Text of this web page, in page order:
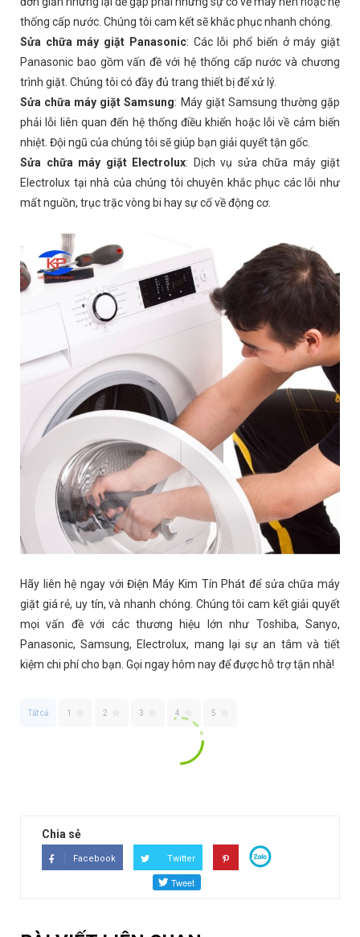
thống cấp nước. Chúng tôi cam kết sẽ khắc phục nhanh chóng.
Sửa chữa máy giặt Panasonic: Các lỗi phổ biến ở máy giặt
Panasonic bao gồm vấn đề với hệ thống cấp nước và chương
trình giặt. Chúng tôi có đầy đủ trang thiết bị để xử lý.
Sửa chữa máy giặt Samsung: Máy giặt Samsung thường gặp
phải lỗi liên quan đến hệ thống điều khiển hoặc lỗi về cảm biến
nhiệt. Đội ngũ của chúng tôi sẽ giúp bạn giải quyết tận gốc.
Sửa chữa máy giặt Electrolux: Dịch vụ sửa chữa máy giặt
Electrolux tại nhà của chúng tôi chuyên khắc phục các lỗi như
mất nguồn, trục trặc vòng bi hay sự cố về động cơ.
Hãy liên hệ ngay với Điện Máy Kim Tín Phát để sửa chữa máy
giặt giá rẻ, uy tín, và nhanh chóng. Chúng tôi cam kết giải quyết
mọi vấn đề với các thương hiệu lớn như Toshiba, Sanyo,
Panasonic, Samsung, Electrolux, mang lại sự an tâm và tiết
kiệm chi phí cho bạn. Gọi ngay hôm nay để được hỗ trợ tận nhà!
Tất cả 1 2 3 4 5
XEM TẤT CẢ ĐÁNH GIÁ
Chia sẻ
Facebook Twitter